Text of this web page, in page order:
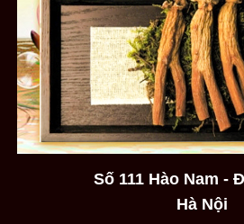
Số 111 Hào Nam -
Hà Nội